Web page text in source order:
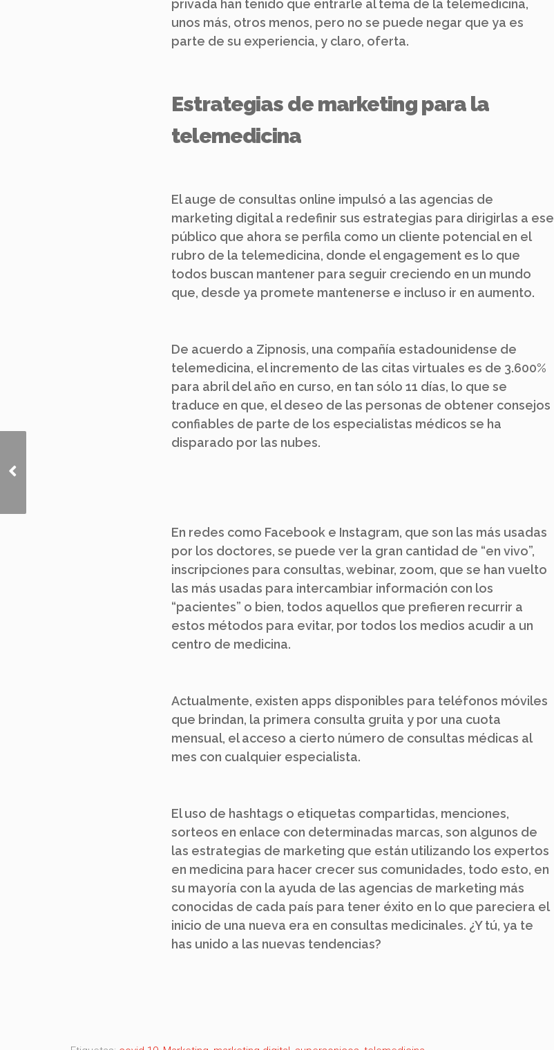
privada han tenido que entrarle al tema de la telemedicina,
unos más, otros menos, pero no se puede negar que ya es
parte de su experiencia, y claro, oferta.
Estrategias de marketing para la
telemedicina
El auge de consultas online impulsó a las agencias de
marketing digital a redefinir sus estrategias para dirigirlas a ese
público que ahora se perfila como un cliente potencial en el
rubro de la telemedicina, donde el engagement es lo que
todos buscan mantener para seguir creciendo en un mundo
que, desde ya promete mantenerse e incluso ir en aumento.
De acuerdo a Zipnosis, una compañía estadounidense de
telemedicina, el incremento de las citas virtuales es de 3.600%
para abril del año en curso, en tan sólo 11 días, lo que se
traduce en que, el deseo de las personas de obtener consejos
confiables de parte de los especialistas médicos se ha
disparado por las nubes.
En redes como Facebook e Instagram, que son las más usadas
por los doctores, se puede ver la gran cantidad de “en vivo”,
inscripciones para consultas, webinar, zoom, que se han vuelto
las más usadas para intercambiar información con los
“pacientes” o bien, todos aquellos que prefieren recurrir a
estos métodos para evitar, por todos los medios acudir a un
centro de medicina.
Actualmente, existen apps disponibles para teléfonos móviles
que brindan, la primera consulta gruita y por una cuota
mensual, el acceso a cierto número de consultas médicas al
mes con cualquier especialista.
El uso de hashtags o etiquetas compartidas, menciones,
sorteos en enlace con determinadas marcas, son algunos de
las estrategias de marketing que están utilizando los expertos
en medicina para hacer crecer sus comunidades, todo esto, en
su mayoría con la ayuda de las agencias de marketing más
conocidas de cada país para tener éxito en lo que pareciera el
inicio de una nueva era en consultas medicinales. ¿Y tú, ya te
has unido a las nuevas tendencias?